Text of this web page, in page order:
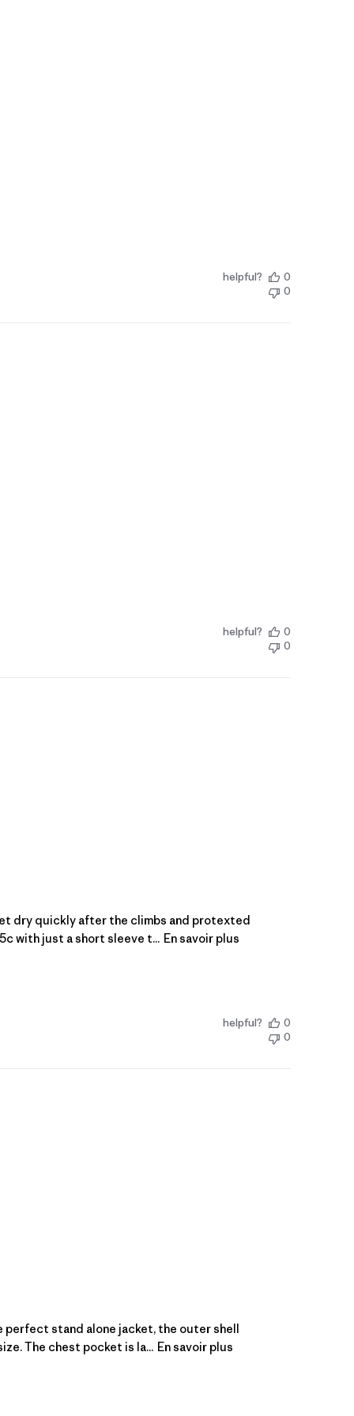
helpful?
0
0
helpful?
0
0
dry quickly after the climbs and protexted
with just a short sleeve t... En savoir plus
helpful?
0
0
perfect stand alone jacket, the outer shell
The chest pocket is la... En savoir plus